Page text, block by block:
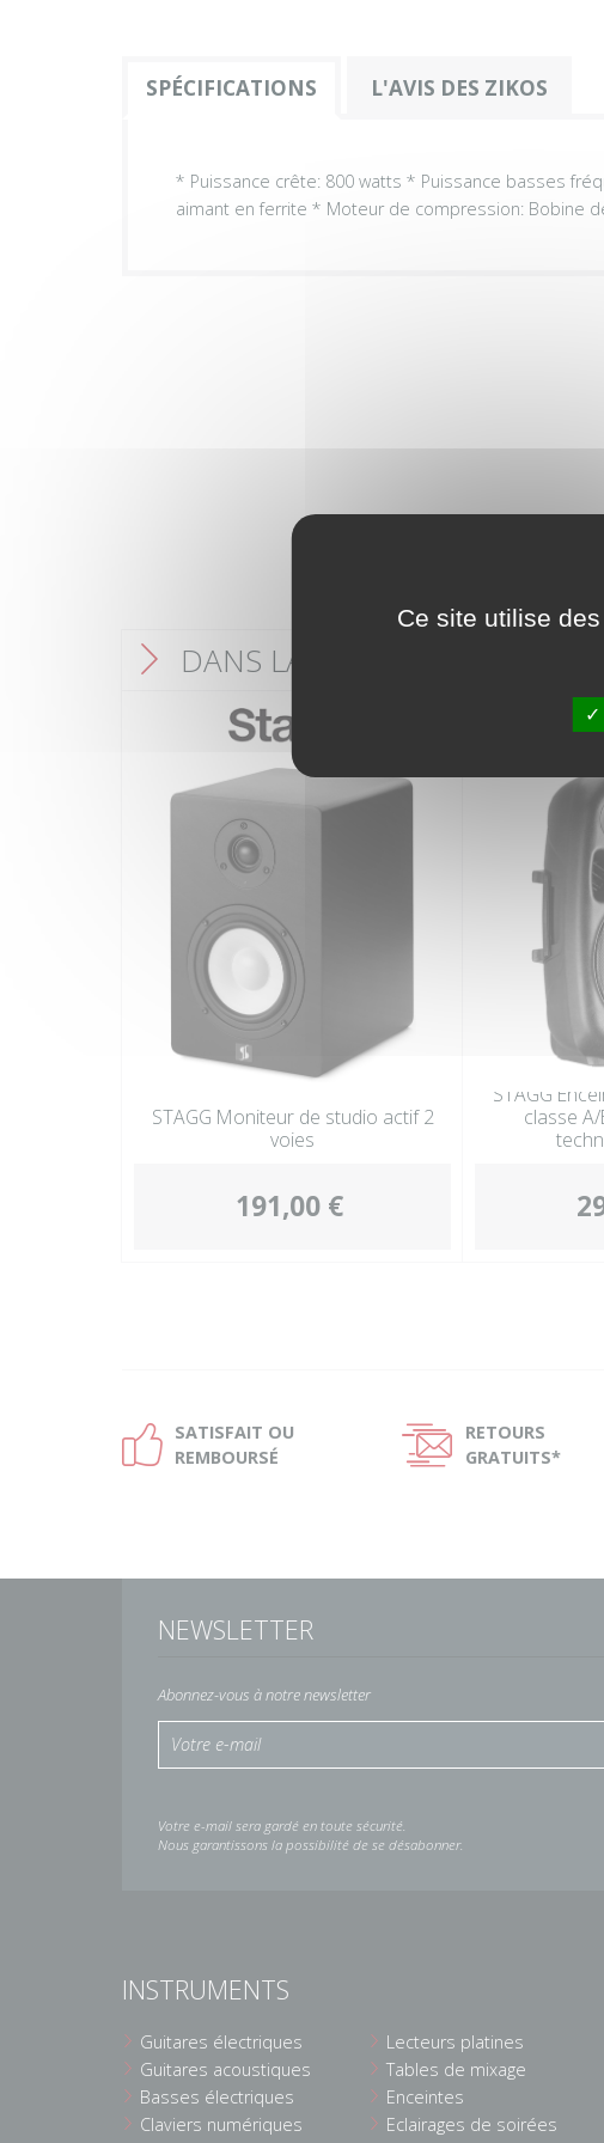
SPÉCIFICATIONS L'AVIS DES ZIKOS
* Puissance crête: 800 watts * Puissance basses
aimant en ferrite * Moteur de compression: Bobine
F DANS LA MÊME CATÉGORIE
STAGG Moniteur de studio actif 2
voies
191,00 €
STAGG
classe
Ð SATISFAIT OU
REMBOURSÉ
Ñ
RETOURS
GRATUITS*
NEWSLETTER
Abonnez-vous à notre newsletter
Votre e-mail sera gardé en toute sécurité.
Nous garantissons la possibilité de se désabonner.
INSTRUMENTS
Guitares électriques
Guitares acoustiques
Basses électriques
Claviers numériques
Lecteurs platines
Tables de mixage
Enceintes
Eclairages de soirées
Ce site utilise